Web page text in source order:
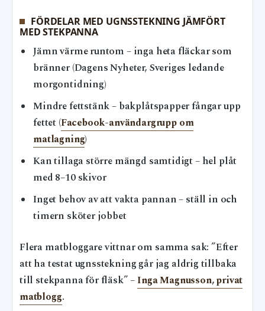
FÖRDELAR MED UGNSSTEKNING JÄMFÖRT
MED STEKPANNA
Jämn värme runtom – inga heta fläckar som
bränner (Dagens Nyheter, Sveriges ledande
morgontidning)
Mindre fettstänk – bakplåtspapper fångar upp
fettet (Facebook-användargrupp om
matlagning)
Kan tillaga större mängd samtidigt – hel plåt
med 8–10 skivor
Inget behov av att vakta pannan – ställ in och
timern sköter jobbet
Flera matbloggare vittnar om samma sak: ”Efter
att ha testat ugnsstekning går jag aldrig tillbaka
till stekpanna för fläsk” –Inga Magnusson, privat
matblogg.